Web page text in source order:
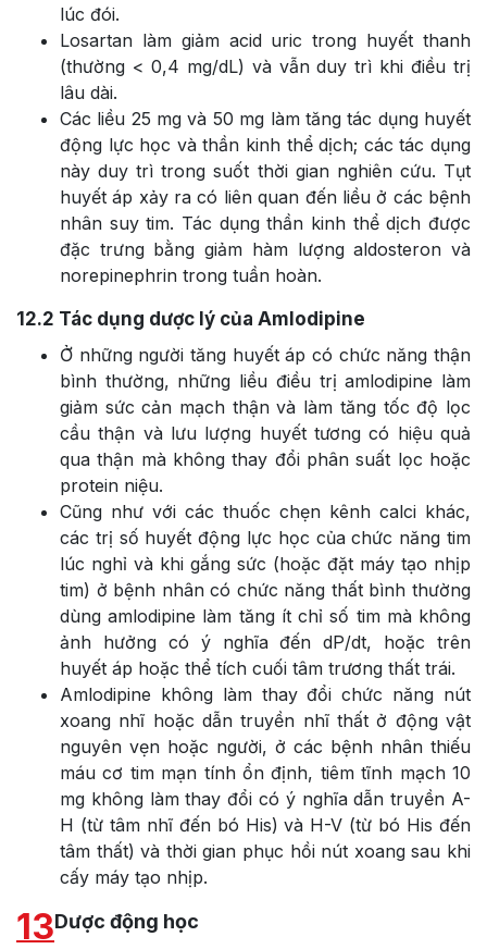
lúc đói.
Losartan làm giảm acid uric trong huyết thanh
(thường < 0,4 mg/dL) và vẫn duy trì khi điều trị
lâu dài.
Các liều 25 mg và 50 mg làm tăng tác dụng huyết
động lực học và thần kinh thể dịch; các tác dụng
này duy trì trong suốt thời gian nghiên cứu. Tụt
huyết áp xảy ra có liên quan đến liều ở các bệnh
nhân suy tim. Tác dụng thần kinh thể dịch được
đặc trưng bằng giảm hàm lượng aldosteron và
norepinephrin trong tuần hoàn.
12.2 Tác dụng dược lý của Amlodipine
Ở những người tăng huyết áp có chức năng thận
bình thường, những liều điều trị amlodipine làm
giảm sức cản mạch thận và làm tăng tốc độ lọc
cầu thận và lưu lượng huyết tương có hiệu quả
qua thận mà không thay đổi phân suất lọc hoặc
protein niệu.
Cũng như với các thuốc chẹn kênh calci khác,
các trị số huyết động lực học của chức năng tim
lúc nghỉ và khi gắng sức (hoặc đặt máy tạo nhịp
tim) ở bệnh nhân có chức năng thất bình thường
dùng amlodipine làm tăng ít chỉ số tim mà không
ảnh hưởng có ý nghĩa đến dP/dt, hoặc trên
huyết áp hoặc thể tích cuối tâm trương thất trái.
Amlodipine không làm thay đổi chức năng nút
xoang nhĩ hoặc dẫn truyền nhĩ thất ở động vật
nguyên vẹn hoặc người, ở các bệnh nhân thiếu
máu cơ tim mạn tính ổn định, tiêm tĩnh mạch 10
mg không làm thay đổi có ý nghĩa dẫn truyền A-
H (từ tâm nhĩ đến bó His) và H-V (từ bó His đến
tâm thất) và thời gian phục hồi nút xoang sau khi
cấy máy tạo nhịp.
13Dược động học